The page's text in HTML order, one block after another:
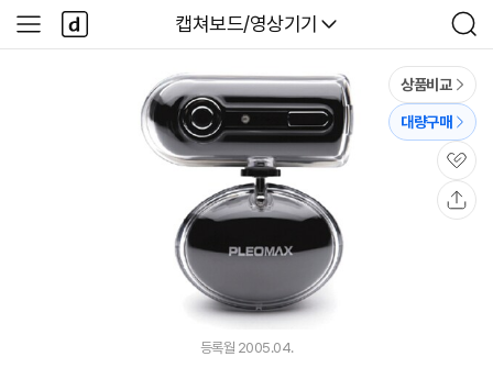
다나와
캡쳐보드/영상기기
검
색
사
이
다
나
와
상품비교
대량구매
관
심
등록월 2005.04.